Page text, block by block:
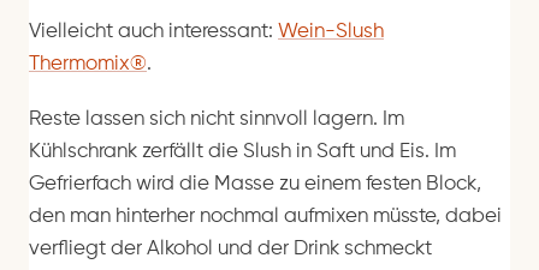
Vielleicht auch interessant: Wein-Slush
Thermomix®.
Reste lassen sich nicht sinnvoll lagern. Im
Kühlschrank zerfällt die Slush in Saft und Eis. Im
Gefrierfach wird die Masse zu einem festen Block,
den man hinterher nochmal aufmixen müsste, dabei
verfliegt der Alkohol und der Drink schmeckt